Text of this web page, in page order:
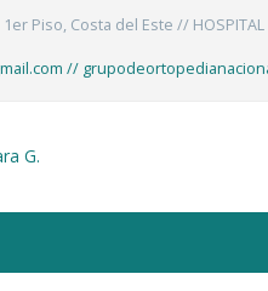
1er Piso, Costa del Este //
//